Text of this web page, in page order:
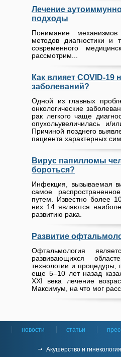
Лечение
подходы
Понимание
методов диагностики и
современного
рассмотрим...
Как влияет COVID-
заболеваний?
Одной из главных
онкологические
рак легкого чаще
опухольувеличилась и/
Причиной позднего
пациента характерных
Вирус папилломы
бороться?
Инфекция, вызываемая
самое
путем. Известно более
них 14 являются
развитию рака.
Развитие
Офтальмология
развивающихся
технологии и процедуры,
еще 5–10 лет назад
XXI века лечение
Максимум, на что мог
новости статьи
Акушерство и гинекология